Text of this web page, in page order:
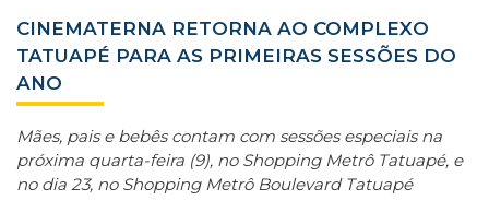
CINEMATERNA RETORNA AO COMPLEXO
TATUAPÉ PARA AS PRIMEIRAS SESSÕES DO
ANO
Mães, pais e bebês contam com sessões especiais na
próxima quarta-feira (9), no Shopping Metrô Tatuapé, e
no dia 23, no Shopping Metrô Boulevard Tatuapé